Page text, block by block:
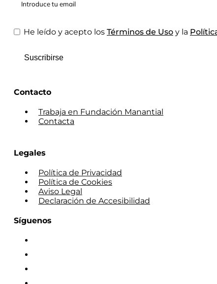
He leído y acepto los Términos de Uso y la
Suscribirse
Contacto
Trabaja en Fundación Manantial
Contacta
Legales
Política de Privacidad
Política de Cookies
Aviso Legal
Declaración de Accesibilidad
Síguenos